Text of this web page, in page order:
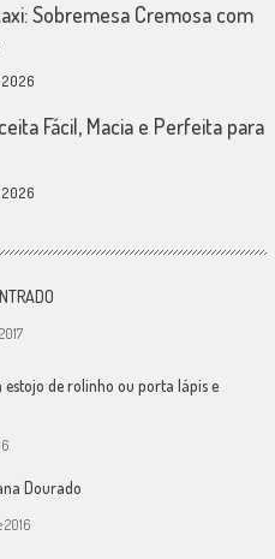
Sobremesa Cremosa com
Fácil, Macia e Perfeita para
de rolinho ou porta lápis e
Dourado
2016